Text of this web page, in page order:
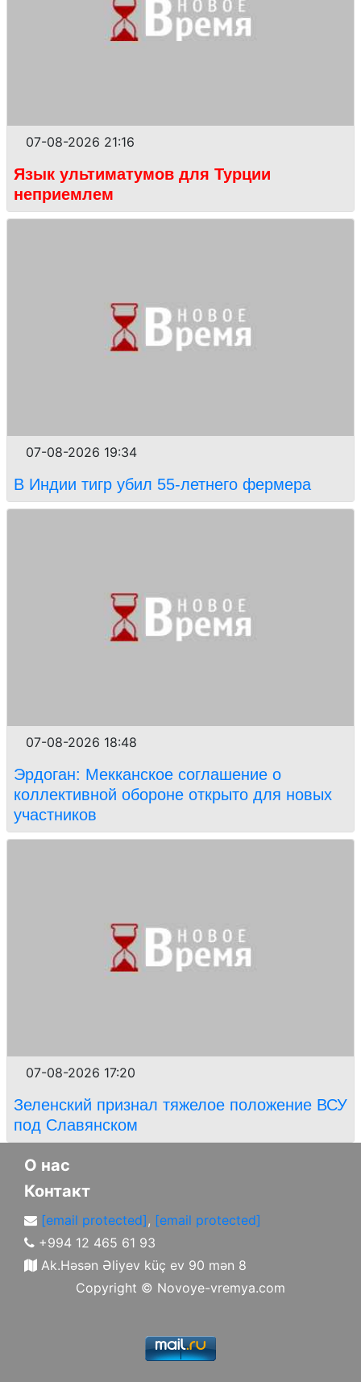
07-08-2026 21:16
Язык ультиматумов для Турции
неприемлем
07-08-2026 19:34
В Индии тигр убил 55-летнего фермера
07-08-2026 18:48
Эрдоган: Мекканское соглашение о
коллективной обороне открыто для новых
участников
07-08-2026 17:20
Зеленский признал тяжелое положение ВСУ
под Славянском
О нас
Контакт
[email protected], [email protected]
+994 12 465 61 93
Ak.Həsən Əliyev küç ev 90 mən 8
Copyright © Novoye-vremya.com